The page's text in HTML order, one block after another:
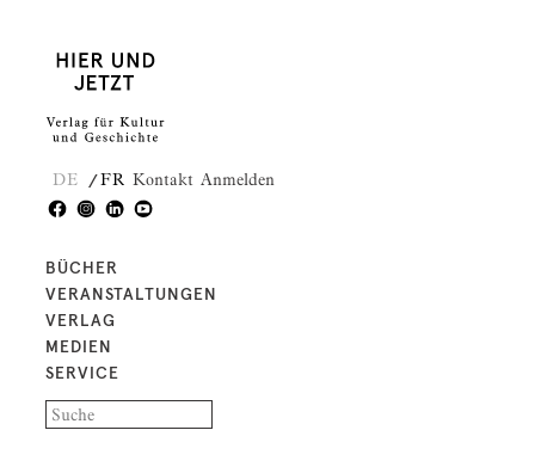
DE FR Kontakt Anmelden
BÜCHER
VERANSTALTUNGEN
VERLAG
MEDIEN
SERVICE